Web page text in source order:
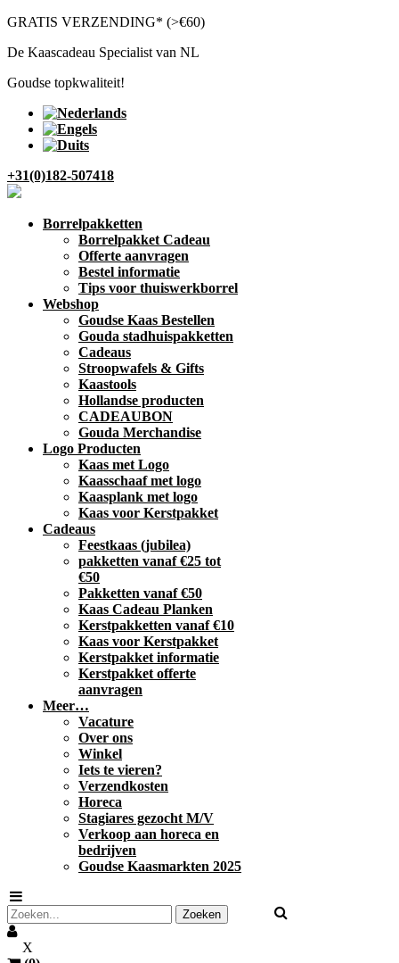
GRATIS VERZENDING* (>€60)
De Kaascadeau Specialist van NL
Goudse topkwaliteit!
+31(0)182-507418
Borrelpakketten
Borrelpakket Cadeau
Offerte aanvragen
Bestel informatie
Tips voor thuiswerkborrel
Webshop
Goudse Kaas Bestellen
Gouda stadhuispakketten
Cadeaus
Stroopwafels & Gifts
Kaastools
Hollandse producten
CADEAUBON
Gouda Merchandise
Logo Producten
Kaas met Logo
Kaasschaaf met logo
Kaasplank met logo
Kaas voor Kerstpakket
Cadeaus
Feestkaas (jubilea)
pakketten vanaf €25 tot
€50
Pakketten vanaf €50
Kaas Cadeau Planken
Kerstpakketten vanaf €10
Kaas voor Kerstpakket
Kerstpakket informatie
Kerstpakket offerte
aanvragen
Meer…
Vacature
Over ons
Winkel
Iets te vieren?
Verzendkosten
Horeca
Stagiares gezocht M/V
Verkoop aan horeca en
bedrijven
Goudse Kaasmarkten 2025
X